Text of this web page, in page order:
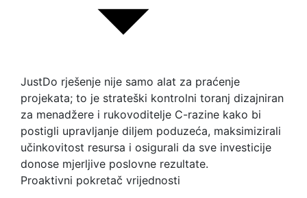
JustDo rješenje nije samo alat za praćenje
projekata; to je strateški kontrolni toranj dizajniran
za menadžere i rukovoditelje C-razine kako bi
postigli upravljanje diljem poduzeća, maksimizirali
učinkovitost resursa i osigurali da sve investicije
donose mjerljive poslovne rezultate.
Proaktivni pokretač vrijednosti